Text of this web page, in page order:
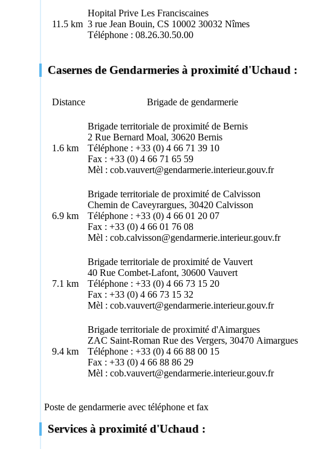
11.5 km
Hopital Prive Les Franciscaines
3 rue Jean Bouin, CS 10002 30032 Nîmes
Téléphone : 08.26.30.50.00
Casernes de Gendarmeries à proximité d'Uchaud :
Distance Brigade de gendarmerie
1.6 km
Brigade territoriale de proximité de Bernis
2 Rue Bernard Moal, 30620 Bernis
Téléphone : +33 (0) 4 66 71 39 10
Fax : +33 (0) 4 66 71 65 59
Mèl : cob.vauvert@gendarmerie.interieur.gouv.fr
6.9 km
Brigade territoriale de proximité de Calvisson
Chemin de Caveyrargues, 30420 Calvisson
Téléphone : +33 (0) 4 66 01 20 07
Fax : +33 (0) 4 66 01 76 08
Mèl : cob.calvisson@gendarmerie.interieur.gouv.fr
7.1 km
Brigade territoriale de proximité de Vauvert
40 Rue Combet-Lafont, 30600 Vauvert
Téléphone : +33 (0) 4 66 73 15 20
Fax : +33 (0) 4 66 73 15 32
Mèl : cob.vauvert@gendarmerie.interieur.gouv.fr
9.4 km
Brigade territoriale de proximité d'Aimargues
ZAC Saint-Roman Rue des Vergers, 30470 Aimargues
Téléphone : +33 (0) 4 66 88 00 15
Fax : +33 (0) 4 66 88 86 29
Mèl : cob.vauvert@gendarmerie.interieur.gouv.fr
Poste de gendarmerie avec téléphone et fax
Services à proximité d'Uchaud :